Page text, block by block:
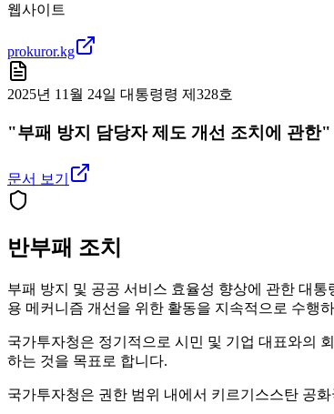
웹사이트
prokuror.kg
2025년 11월 24일 대통령령 제328호
"부패 방지 담당자 제도 개선 조치에 관한"
문서 보기
반부패 조치
부패 방지 및 공공 서비스 효율성 향상에 관한 대
용 메커니즘 개선을 위한 활동을 지속적으로 수행
국가투자청은 정기적으로 시민 및 기업 대표와의
하는 것을 목표로 합니다.
국가투자청은 권한 범위 내에서 키르기스스탄 공